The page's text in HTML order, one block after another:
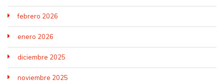
febrero 2026
enero 2026
diciembre 2025
noviembre 2025